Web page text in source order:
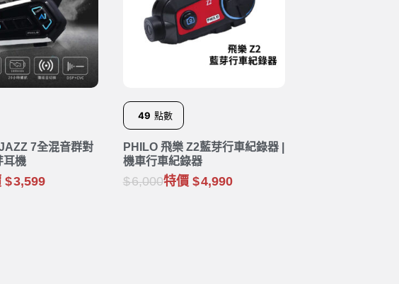
7全混音群對
耳機
3,599
49 點數
PHILO 飛樂 Z2藍芽行車紀錄器 |
機車行車紀錄器
6,000特價 4,990